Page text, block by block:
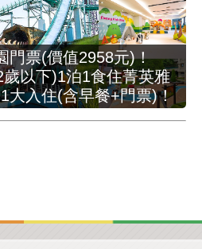
票(價值2958元)！
以下)1泊1食住菁英雅
大入住(含早餐+門票)！